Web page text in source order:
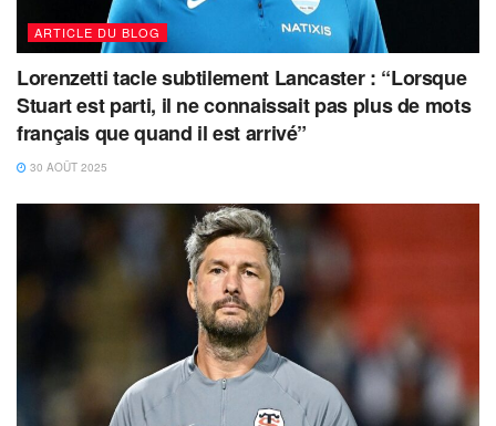
ARTICLE DU BLOG
Lorenzetti tacle subtilement Lancaster : “Lorsque
Stuart est parti, il ne connaissait pas plus de mots
français que quand il est arrivé”
30 AOÛT 2025